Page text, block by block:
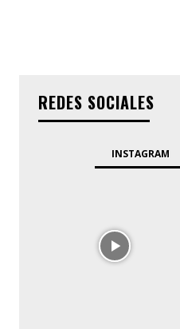
REDES SOCIALES
INSTAGRAM